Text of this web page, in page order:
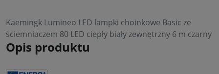
Kaemingk Lumineo LED lampki choinkowe Basic ze
ściemniaczem 80 LED ciepły biały zewnętrzny 6 m czarny
Opis produktu